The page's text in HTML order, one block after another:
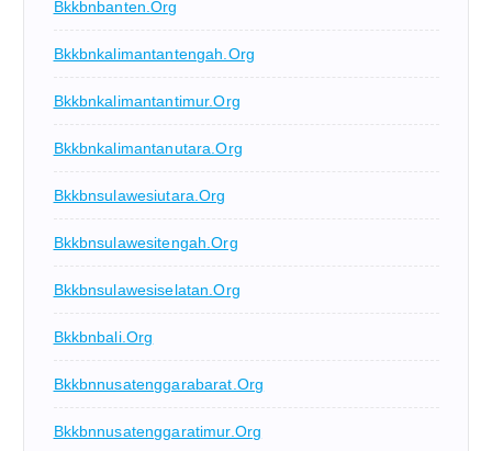
Bkkbnbanten.org
Bkkbnkalimantantengah.org
Bkkbnkalimantantimur.org
Bkkbnkalimantanutara.org
Bkkbnsulawesiutara.org
Bkkbnsulawesitengah.org
Bkkbnsulawesiselatan.org
Bkkbnbali.org
Bkkbnnusatenggarabarat.org
Bkkbnnusatenggaratimur.org